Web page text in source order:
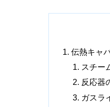
伝熱キャ
スチー
反応器
ガスラ